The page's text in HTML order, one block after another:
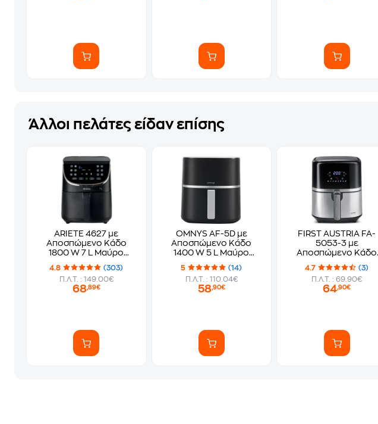
Άλλοι πελάτες είδαν επίσης
ARIETE 4627 με
Αποσπώμενο Κάδο
1800 W 7 L Μαύρο
Φριτέζα Αέρος
4.8
(303)
Π.Λ.Τ. : 149.00€
68,89€
OMNYS AF-5D με
Αποσπώμενο Κάδο
1400 W 5 L Μαύρο
Φριτέζα Αέρος
5
(14)
Π.Λ.Τ. : 110.04€
58,90€
FIRST AUSTRIA FA-
5053-3 με
Αποσπώμενο Κάδο
1500 W 3.5 L Μαύρο
Φριτέζα Αέρος
4.7
(3)
Π.Λ.Τ. : 69.90€
64,90€